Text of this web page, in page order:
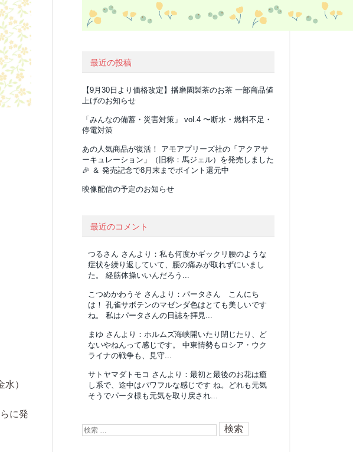
）
に発
最近の投稿
【9月30日より価格改定】播磨園製茶のお茶 一部商品値
上げのお知らせ
「みんなの備蓄・災害対策」 vol.4 〜断水・燃料不足・
停電対策
あの人気商品が復活！ アモアプリーズ社の「アクアサ
ーキュレーション」（旧称：馬ジェル）を発売しました
🎉 ＆ 発売記念で8月末までポイント還元中
映像配信の予定のお知らせ
最近のコメント
つるさん さんより： 私も何度かギックリ腰のような
症状を繰り返していて、腰の痛みが取れずにいまし
た。 経筋体操いいんだろう...
こつめかわうそ さんより： パータさん こんにち
は！ 孔雀サボテンのマゼンダ色はとても美しいです
ね。 私はパータさんの日誌を拝見...
まゆ さんより： ホルムズ海峡開いたり閉じたり、ど
ないやねんって感じです。 中東情勢もロシア・ウク
ライナの戦争も、見守...
サトヤマダトモコ さんより： 最初と最後のお花は癒
し系で、途中はパワフルな感じです ね。どれも元気
そうでパータ様も元気を取り戻され...